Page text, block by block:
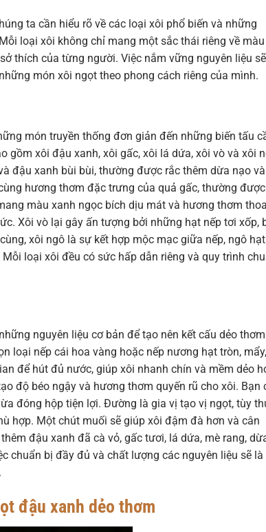
ta cần hiểu rõ về các loại xôi phổ biến và những
loại xôi không chỉ mang một sắc thái riêng về màu
thích của từng người. Việc nắm vững nguyên liệu
món xôi ngọt theo phong cách riêng của mình.
món truyền thống đơn giản đến những biến tấu
xôi đậu xanh, xôi gấc, xôi lá dứa, xôi vò và xôi
đậu xanh bùi bùi, thường được rắc thêm dừa nạo và
hương thơm đặc trưng của quả gấc, thường được
màu xanh ngọc bích dịu mát và hương thơm
Xôi vò lại gây ấn tượng bởi những hạt nếp tơi xốp,
xôi ngô là sự kết hợp mộc mạc giữa nếp, ngô
loại xôi đều có sức hấp dẫn riêng và quy trình
nguyên liệu cơ bản để tạo nên kết cấu dẻo thơm
loại nếp cái hoa vàng hoặc nếp nương hạt tròn,
để hút đủ nước, giúp xôi nhanh chín và mềm dẻo
độ béo ngậy và hương thơm quyến rũ cho xôi. Bạn
đóng hộp tiện lợi. Đường là gia vị tạo vị ngọt, tùy
hợp. Một chút muối sẽ giúp xôi đậm đà hơn và cân
đậu xanh đã cà vỏ, gấc tươi, lá dứa, mè rang,
chuẩn bị đầy đủ và chất lượng các nguyên liệu sẽ là
đậu xanh dẻo thơm